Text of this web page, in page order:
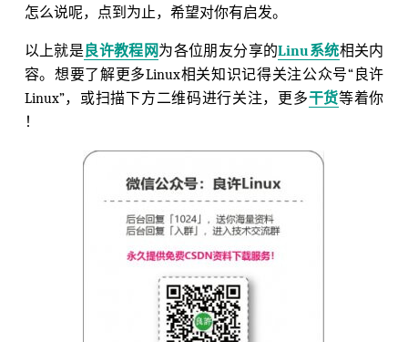
怎么说呢，点到为止，希望对你有启发。
以上就是良许教程网为各位朋友分享的Linu系统相关内
容。想要了解更多Linux相关知识记得关注公众号“良许
Linux”，或扫描下方二维码进行关注，更多干货等着你
！